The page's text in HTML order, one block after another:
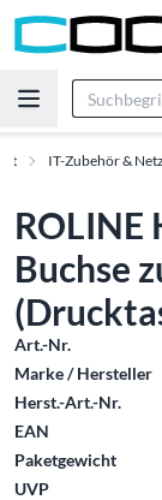
IT-Zubehör &
ROLINE
Buchse
Art.-Nr.
Marke / Hersteller
Herst.-Art.-Nr.
EAN
Paketgewicht
UVP